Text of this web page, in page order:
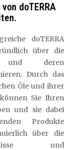
doTERRA
doTERRA
über die
und deren
Durch das
Öle und ihrer
Sie Ihren
und sie dabei
Produkte
über die
und